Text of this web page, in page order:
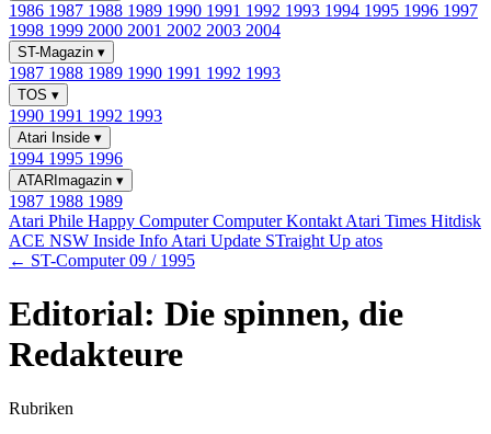
1986 1987 1988 1989 1990 1991 1992 1993 1994 1995 1996 1997
1998 1999 2000 2001 2002 2003 2004
ST-Magazin ▾
1987 1988 1989 1990 1991 1992 1993
TOS ▾
1990 1991 1992 1993
Atari Inside ▾
1994 1995 1996
ATARImagazin ▾
1987 1988 1989
Atari Phile Happy ComputerComputer Kontakt Atari Times Hitdisk
ACE NSW Inside Info Atari Update STraight Up atos
← ST-Computer 09 / 1995
Editorial: Die spinnen, die
Redakteure
Rubriken